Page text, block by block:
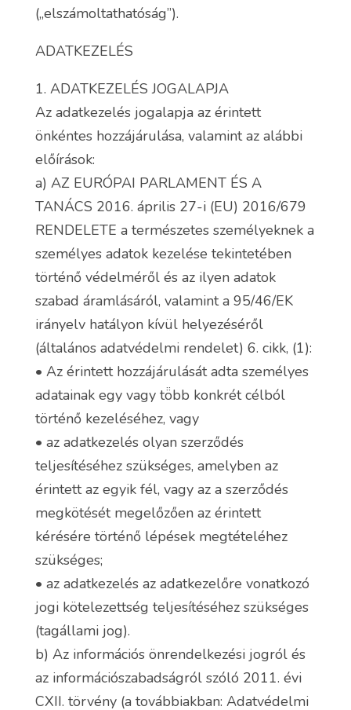
(„elszámoltathatóság”).
ADATKEZELÉS
1. ADATKEZELÉS JOGALAPJA
Az adatkezelés jogalapja az érintett
önkéntes hozzájárulása, valamint az alábbi
előírások:
a) AZ EURÓPAI PARLAMENT ÉS A
TANÁCS 2016. április 27-i (EU) 2016/679
RENDELETE a természetes személyeknek a
személyes adatok kezelése tekintetében
történő védelméről és az ilyen adatok
szabad áramlásáról, valamint a 95/46/EK
irányelv hatályon kívül helyezéséről
(általános adatvédelmi rendelet) 6. cikk, (1):
• Az érintett hozzájárulását adta személyes
adatainak egy vagy tö̈bb konkrét célból
történő kezeléséhez, vagy
• az adatkezelés olyan szerződés
teljesítéséhez szükséges, amelyben az
érintett az egyik fél, vagy az a szerződés
megkötését megelőzően az érintett
kérésére történő lépések megtételéhez
szükséges;
• az adatkezelés az adatkezelőre vonatkozó
jogi kötelezettség teljesítéséhez szükséges
(tagállami jog).
b) Az információs önrendelkezési jogról és
az információszabadságról szóló 2011. évi
CXII. törvény (a továbbiakban: Adatvédelmi